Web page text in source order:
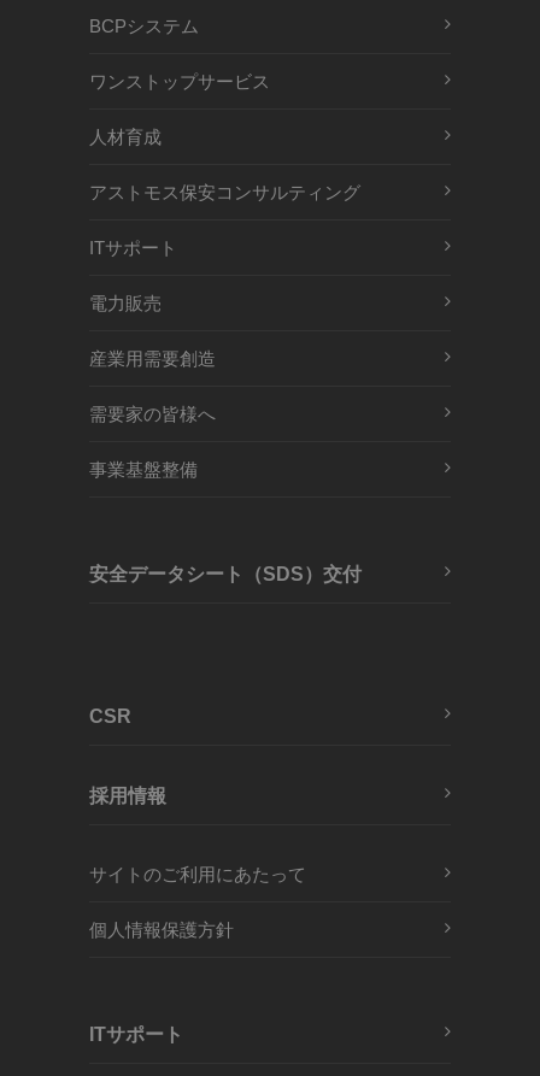
BCPシステム
ワンストップサービス
人材育成
アストモス保安コンサルティング
ITサポート
電力販売
産業用需要創造
需要家の皆様へ
事業基盤整備
安全データシート（SDS）交付
CSR
採用情報
サイトのご利用にあたって
個人情報保護方針
ITサポート